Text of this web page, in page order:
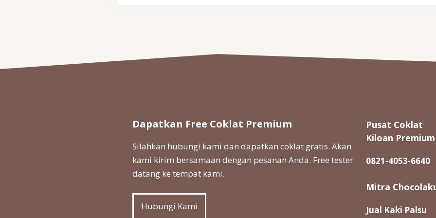
Dapatkan Free Coklat Premium
Silahkan hubungi kami dan dapatkan coklat gratis. Akan
kami kirim bersamaan dengan pesanan Anda. Free tester
datang ke tempat kami.
Hubungi Kami
Pusat Coklat
Kiloan Premium
0821-4053-6640
Mitra
Jual Kaki Palsu